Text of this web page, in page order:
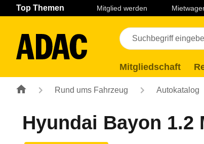
Navigation Seiteninhalt Fußzeile
Top Themen Mitglied werden
Mitgliedschaft
Rund ums Fahrzeug Autokatalog
Hyundai Bayon 1.2